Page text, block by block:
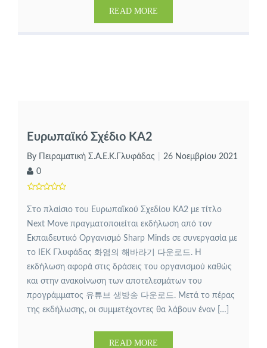
READ MORE
Ευρωπαϊκό Σχέδιο ΚΑ2
By Πειραματική Σ.Α.Ε.Κ.Γλυφάδας
26 Νοεμβρίου 2021
0
Στο πλαίσιο του Ευρωπαϊκού Σχεδίου ΚΑ2 με τίτλο
Next Move πραγματοποιείται εκδήλωση από τον
Εκπαιδευτικό Οργανισμό Sharp Minds σε συνεργασία με
το ΙΕΚ Γλυφάδας 화염의 해바라기 다운로드. Η
εκδήλωση αφορά στις δράσεις του οργανισμού καθώς
και στην ανακοίνωση των αποτελεσμάτων του
προγράμματος 유튜브 생방송 다운로드. Μετά το πέρας
της εκδήλωσης, οι συμμετέχοντες θα λάβουν έναν […]
READ MORE